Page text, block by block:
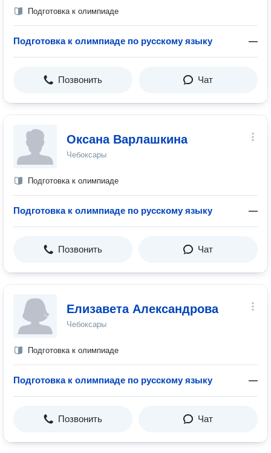
Подготовка к олимпиаде
Подготовка к олимпиаде по русскому языку —
Позвонить Чат
Оксана Варлашкина
Чебоксары
Подготовка к олимпиаде
Подготовка к олимпиаде по русскому языку —
Позвонить Чат
Елизавета Александрова
Чебоксары
Подготовка к олимпиаде
Подготовка к олимпиаде по русскому языку —
Позвонить Чат